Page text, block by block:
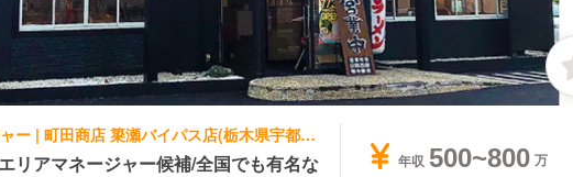
ラーメン | エリアマネージャー | 町田商店 簗瀬バイパス店(栃木県宇都宮市)
リアマネージャー候補/全国でも有名な
年収 500~800